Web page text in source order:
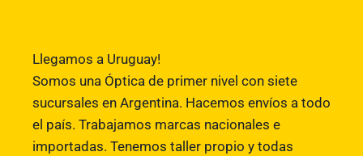
Llegamos a Uruguay!
Somos una Óptica de primer nivel con siete
sucursales en Argentina. Hacemos envíos a todo
el país. Trabajamos marcas nacionales e
importadas. Tenemos taller propio y todas